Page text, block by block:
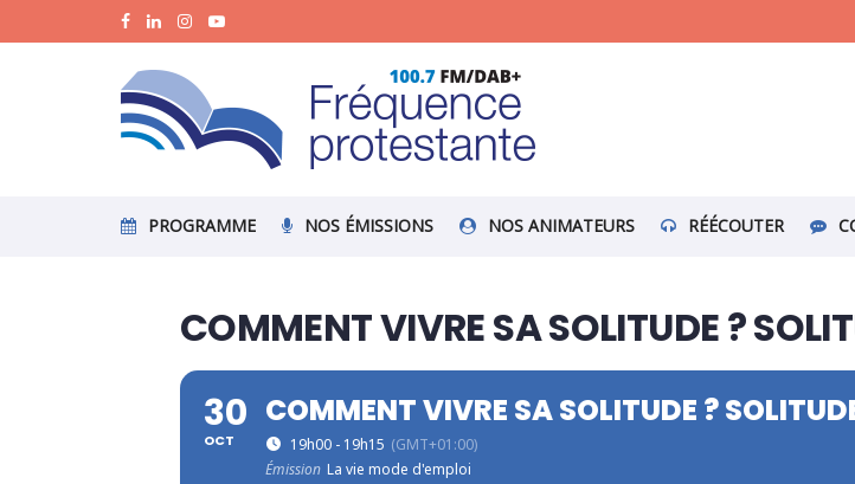
PROGRAMME NOS ÉMISSIONS NOS ANIMATEURS RÉÉCOUTER
COMMENT VIVRE SA SOLITUDE ?
30
OCT
COMMENT VIVRE SA SOLITUDE ?
19h00 - 19h15 (GMT+01:00)
Émission La vie mode d'emploi